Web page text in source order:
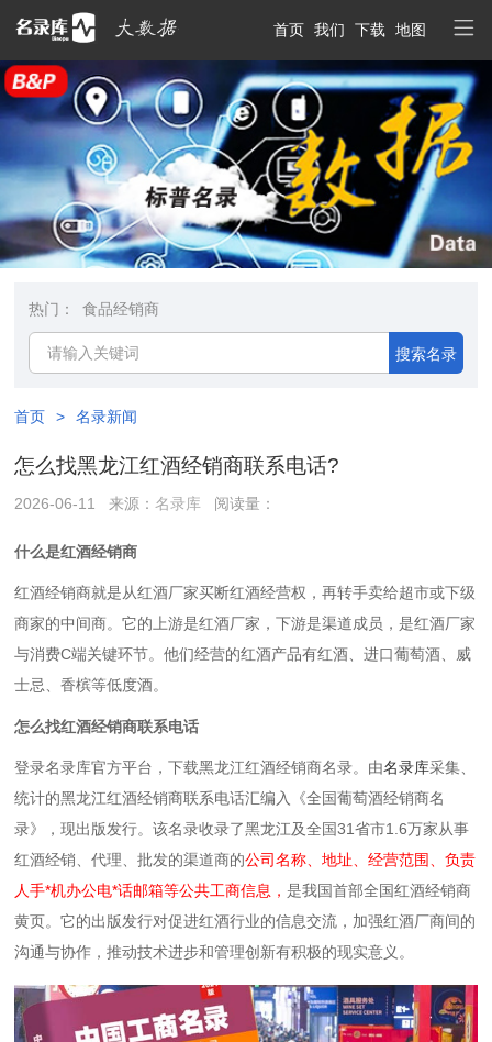
首页 我们 下载 地图
热门： 食品经销商
搜索名录
首页 > 名录新闻
怎么找黑龙江红酒经销商联系电话?
2026-06-11 来源：名录库 阅读量：
什么是红酒经销商
红酒经销商就是‌从红酒厂家买断红酒经营权，再转手卖给超市或下级
商家的中间商‌。它的上游是红酒厂家，下游是渠道成员，是红酒厂家
与消费C端关键环节。他们经营的红酒产品有红酒、进口葡萄酒、威
士忌、香槟等低度酒。
怎么找红酒经销商联系电话
登录名录库官方平台，下载黑龙江红酒经销商名录。 由名录库采集、
统计的黑龙江红酒经销商联系电话汇编入《全国葡萄酒经销商名
录》，现出版发行。该名录收录了黑龙江及全国31省市1.6万家从事
红酒经销、代理、批发的渠道商的公司名称、地址、经营范围、负责
人手*机办公电*话邮箱等公共工商信息，是我国首部全国红酒经销商
黄页。它的出版发行对促进红酒行业的信息交流，加强红酒厂商间的
沟通与协作，推动技术进步和管理创新有积极的现实意义。